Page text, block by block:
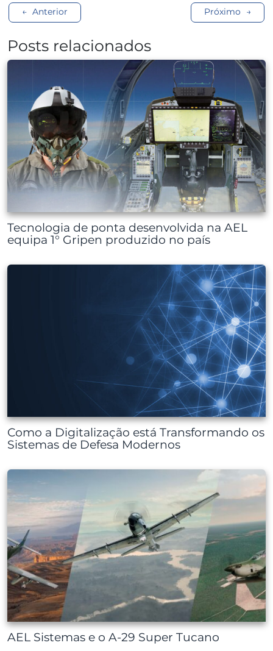
Navegação
de
Post
Anterior Próximo
Posts relacionados
Tecnologia de ponta desenvolvida na AEL
equipa 1° Gripen produzido no país
Como a Digitalização está Transformando os
Sistemas de Defesa Modernos
AEL Sistemas e o A-29 Super Tucano